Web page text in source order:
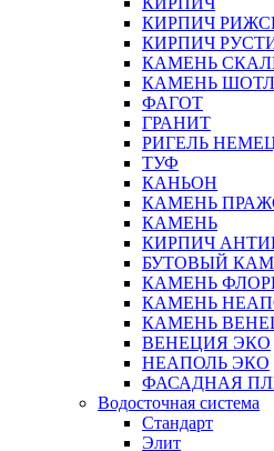
КИРПИЧ
КИРПИЧ
КАМЕНЬ
КАМЕНЬ
ФАГОТ
ГРАНИТ
РИГЕЛЬ
ТУФ
КАНЬОН
КАМЕНЬ
КАМЕНЬ
КИРПИЧ
БУТОВЫЙ
КАМЕНЬ
КАМЕНЬ
КАМЕНЬ
ВЕНЕЦИЯ ЭКО
НЕАПОЛЬ ЭКО
ФАСАДНАЯ
Водосточная система
Стандарт
Элит